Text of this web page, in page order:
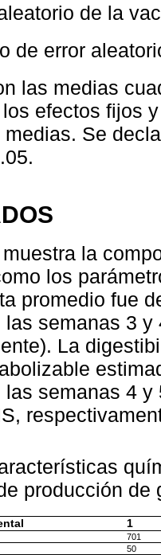
de la
de error
las medias
efectos fijos
Se
muestra la
los
promedio fue
las semanas 3 y
La
las semanas 4
producción de
1
701
50